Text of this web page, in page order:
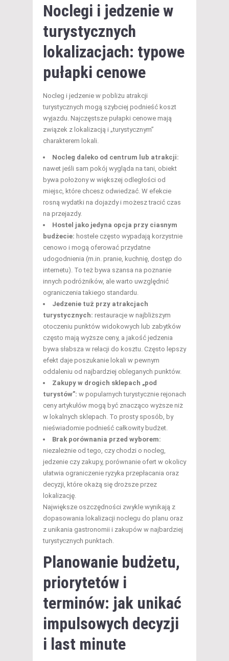
Noclegi i jedzenie w
turystycznych
lokalizacjach: typowe
pułapki cenowe
Nocleg i jedzenie w pobliżu atrakcji
turystycznych mogą szybciej podnieść koszt
wyjazdu. Najczęstsze pułapki cenowe mają
związek z lokalizacją i „turystycznym”
charakterem lokali.
Nocleg daleko od centrum lub atrakcji:
nawet jeśli sam pokój wygląda na tani, obiekt
bywa położony w większej odległości od
miejsc, które chcesz odwiedzać. W efekcie
rosną wydatki na dojazdy i możesz tracić czas
na przejazdy.
Hostel jako jedyna opcja przy ciasnym
budżecie: hostele często wypadają korzystnie
cenowo i mogą oferować przydatne
udogodnienia (m.in. pranie, kuchnię, dostęp do
internetu). To też bywa szansa na poznanie
innych podróżników, ale warto uwzględnić
ograniczenia takiego standardu.
Jedzenie tuż przy atrakcjach
turystycznych: restauracje w najbliższym
otoczeniu punktów widokowych lub zabytków
często mają wyższe ceny, a jakość jedzenia
bywa słabsza w relacji do kosztu. Często lepszy
efekt daje poszukanie lokali w pewnym
oddaleniu od najbardziej obleganych punktów.
Zakupy w drogich sklepach „pod
turystów”: w popularnych turystycznie rejonach
ceny artykułów mogą być znacząco wyższe niż
w lokalnych sklepach. To prosty sposób, by
nieświadomie podnieść całkowity budżet.
Brak porównania przed wyborem:
niezależnie od tego, czy chodzi o nocleg,
jedzenie czy zakupy, porównanie ofert w okolicy
ułatwia ograniczenie ryzyka przepłacania oraz
decyzji, które okażą się droższe przez
lokalizację.
Największe oszczędności zwykle wynikają z
dopasowania lokalizacji noclegu do planu oraz
z unikania gastronomii i zakupów w najbardziej
turystycznych punktach.
Planowanie budżetu,
priorytetów i
terminów: jak unikać
impulsowych decyzji
i last minute